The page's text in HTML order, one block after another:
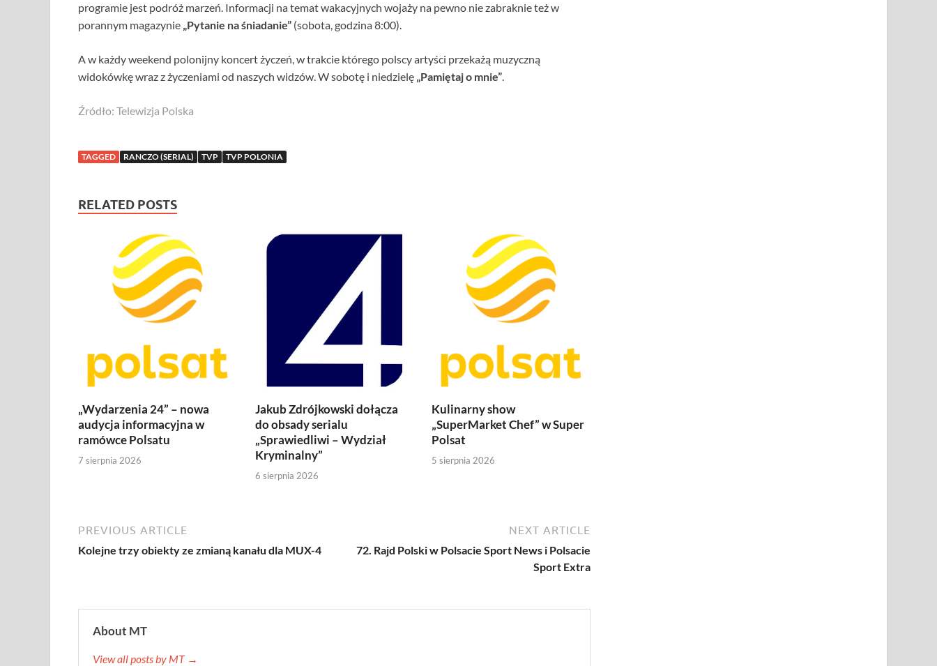
programie jest podróż marzeń. Informacji na temat wakacyjnych wojaży na pewno nie zabraknie też w
porannym magazynie „Pytanie na śniadanie” (sobota, godzina 8:00).
A w każdy weekend polonijny koncert życzeń, w trakcie którego polscy artyści przekażą muzyczną
widokówkę wraz z życzeniami od naszych widzów. W sobotę i niedzielę „Pamiętaj o mnie”.
Źródło: Telewizja Polska
TAGGED RANCZO (SERIAL) TVP TVP POLONIA
RELATED POSTS
„Wydarzenia 24” – nowa
audycja informacyjna w
ramówce Polsatu
7 sierpnia 2026
Jakub Zdrójkowski dołącza
do obsady serialu
„Sprawiedliwi – Wydział
Kryminalny”
6 sierpnia 2026
Kulinarny show
„SuperMarket Chef” w Super
Polsat
5 sierpnia 2026
PREVIOUS ARTICLE
Kolejne trzy obiekty ze zmianą kanału dla MUX-4
NEXT ARTICLE
72. Rajd Polski w Polsacie Sport News i Polsacie
Sport Extra
About MT
View all posts by MT →